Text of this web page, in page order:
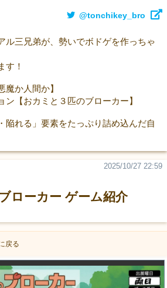
@tonchikey_bro
ル三兄弟が、勢いでボドゲを作っちゃ
す！
魔か人間か】
ン【おカミと３匹のブローカー】
陥れる」要素をたっぷり詰め込んだ自
ローカー ゲーム紹介
2025/10/27 22:59
戻る